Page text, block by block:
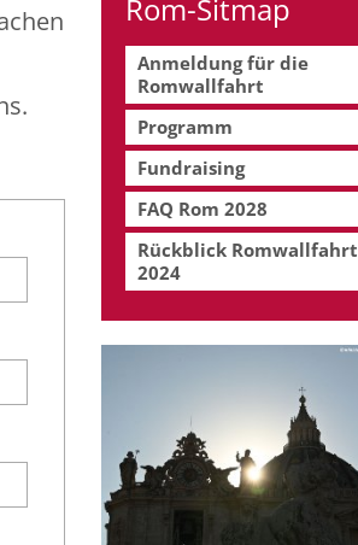
Rom-Sitmap
Anmeldung für die
Romwallfahrt
Programm
Fundraising
FAQ Rom 2028
Rückblick Romwallfahrt
2024